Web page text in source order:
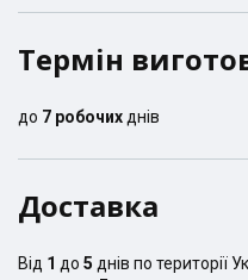
Термін
до 7 робочих днів
Доставка
Від 1 до 5 днів по території